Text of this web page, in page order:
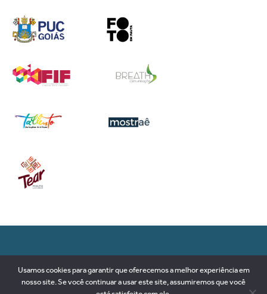
74093-180 | Goiânia-GO
Brasil
Usamos cookies para garantir que oferecemos a melhor experiência em
nosso site. Se você continuar a usar este site, assumiremos que você